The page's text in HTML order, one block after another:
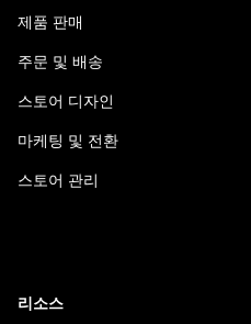
제품 판매
주문 및 배송
스토어 디자인
마케팅 및 전환
스토어 관리
리소스